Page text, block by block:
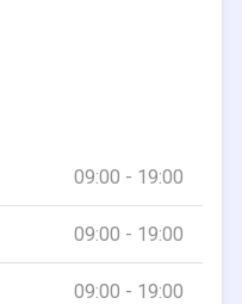
09:00 - 19:00
09:00 - 19:00
09:00 - 19:00